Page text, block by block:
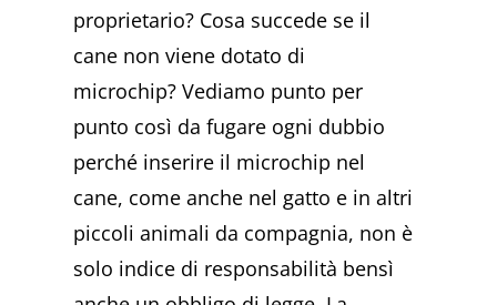
proprietario? Cosa succede se il
cane non viene dotato di
microchip? Vediamo punto per
punto così da fugare ogni dubbio
perché inserire il microchip nel
cane, come anche nel gatto e in altri
piccoli animali da compagnia, non è
solo indice di responsabilità bensì